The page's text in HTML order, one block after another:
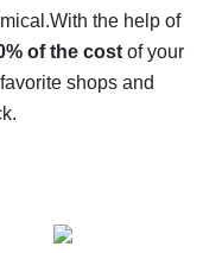
AliExpress - let's
With the help of
of the costof your
shops and